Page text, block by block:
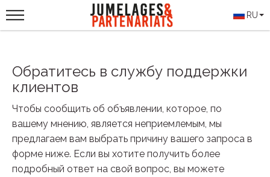
RU
Обратитесь в службу поддержки
клиентов
Чтобы сообщить об объявлении, которое, по
вашему мнению, является неприемлемым, мы
предлагаем вам выбрать причину вашего запроса в
форме ниже. Если вы хотите получить более
подробный ответ на свой вопрос, вы можете